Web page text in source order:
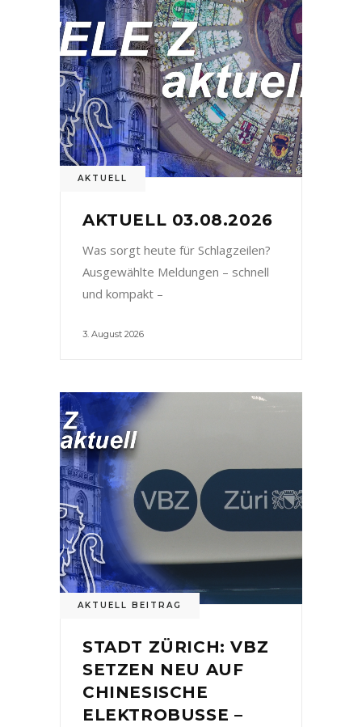
AKTUELL
AKTUELL 03.08.2026
Was sorgt heute für Schlagzeilen?
Ausgewählte Meldungen – schnell
und kompakt –
3. August 2026
AKTUELL BEITRAG
STADT ZÜRICH: VBZ
SETZEN NEU AUF
CHINESISCHE
ELEKTROBUSSE –